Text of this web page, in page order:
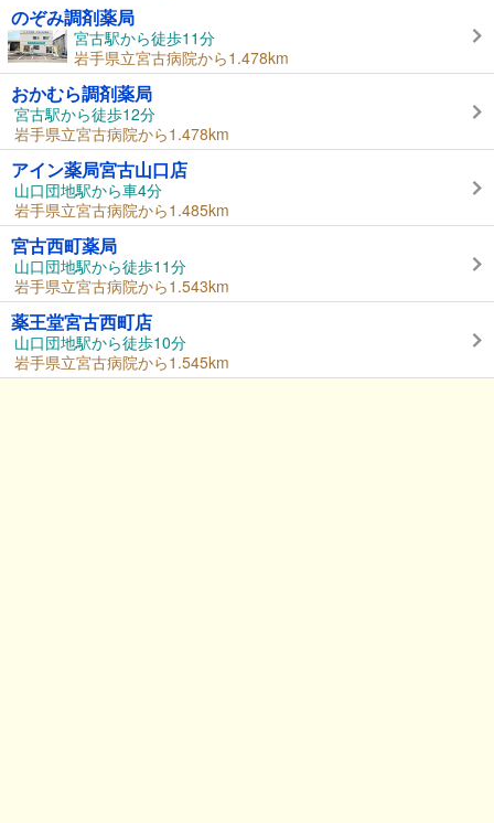
のぞみ調剤薬局
宮古駅から徒歩11分
岩手県立宮古病院から1.478km
おかむら調剤薬局
宮古駅から徒歩12分
岩手県立宮古病院から1.478km
アイン薬局宮古山口店
山口団地駅から車4分
岩手県立宮古病院から1.485km
宮古西町薬局
山口団地駅から徒歩11分
岩手県立宮古病院から1.543km
薬王堂宮古西町店
山口団地駅から徒歩10分
岩手県立宮古病院から1.545km